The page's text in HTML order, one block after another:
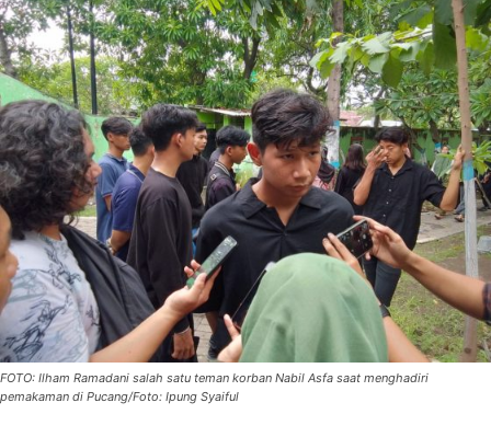
FOTO: Ilham Ramadani salah satu teman korban Nabil Asfa saat menghadiri
pemakaman di Pucang/Foto: Ipung Syaiful